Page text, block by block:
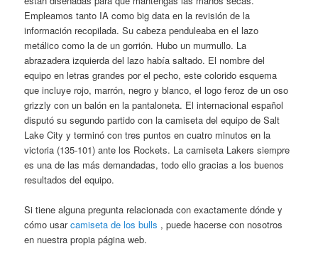
Empleamos tanto IA como big data en la revisión de la
información recopilada. Su cabeza penduleaba en el lazo
metálico como la de un gorrión. Hubo un murmullo. La
abrazadera izquierda del lazo había saltado. El nombre del
equipo en letras grandes por el pecho, este colorido esquema
que incluye rojo, marrón, negro y blanco, el logo feroz de un oso
grizzly con un balón en la pantaloneta. El internacional español
disputó su segundo partido con la camiseta del equipo de Salt
Lake City y terminó con tres puntos en cuatro minutos en la
victoria (135-101) ante los Rockets. La camiseta Lakers siempre
es una de las más demandadas, todo ello gracias a los buenos
resultados del equipo.
Si tiene alguna pregunta relacionada con exactamente dónde y
cómo usarcamiseta de los bulls , puede hacerse con nosotros
en nuestra propia página web.